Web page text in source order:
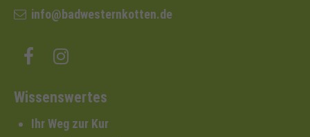
info@badwesternkotten.de
Wissenswertes
Ihr Weg zur Kur